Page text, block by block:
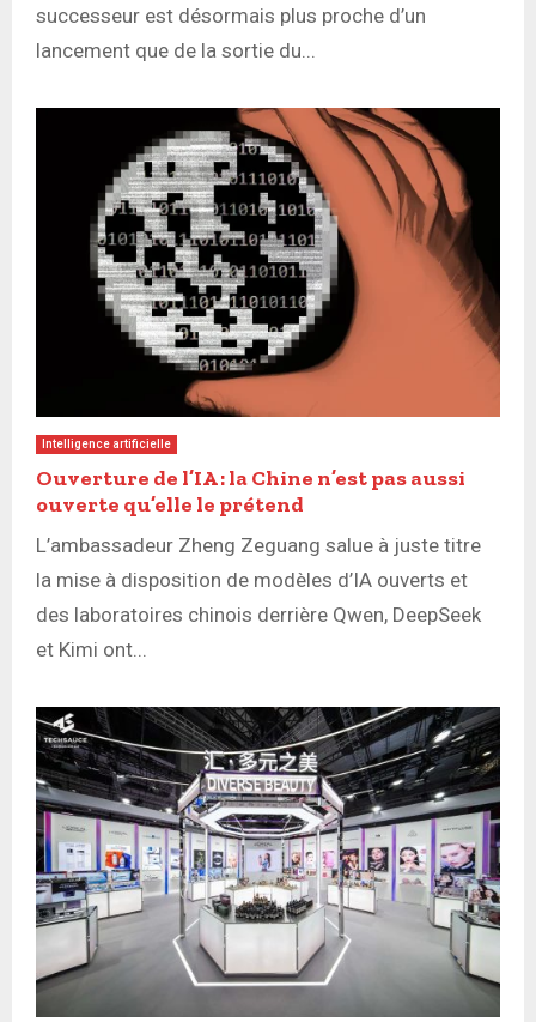
successeur est désormais plus proche d’un
lancement que de la sortie du...
Intelligence artificielle
Ouverture de l’IA : la Chine n’est pas aussi
ouverte qu’elle le prétend
L’ambassadeur Zheng Zeguang salue à juste titre
la mise à disposition de modèles d’IA ouverts et
des laboratoires chinois derrière Qwen, DeepSeek
et Kimi ont...